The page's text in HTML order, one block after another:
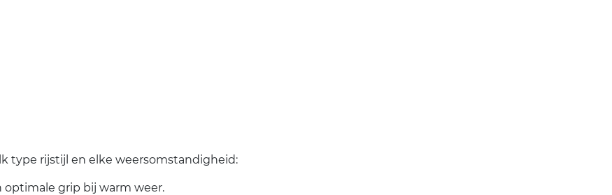
type rijstijl en elke weersomstandigheid:
optimale grip bij warm weer.